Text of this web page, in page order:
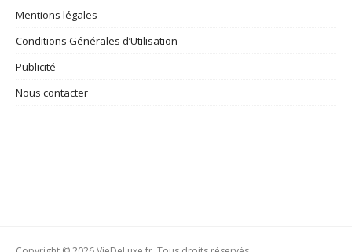
Mentions légales
Conditions Générales d’Utilisation
Publicité
Nous contacter